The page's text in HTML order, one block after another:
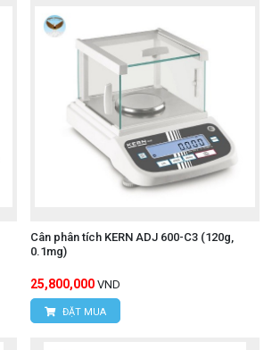
Cân phân tích KERN ADJ 600-C3 (120g,
0.1mg)
25,800,000 VND
ĐẶT MUA